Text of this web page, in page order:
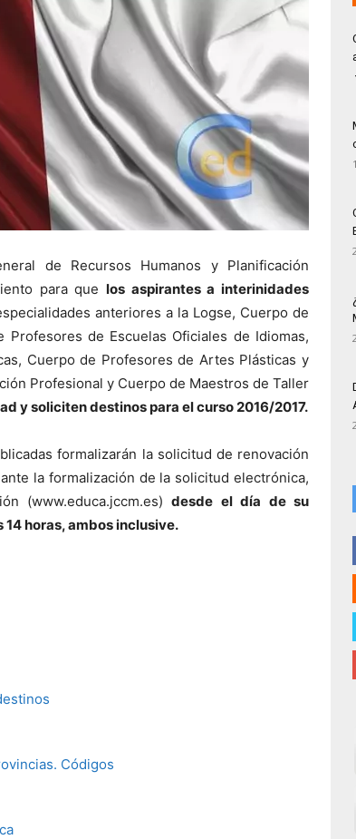
de Recursos Humanos y Planificación
para que los aspirantes a interinidades
anteriores a la Logse, Cuerpo de
Profesores de Escuelas Oficiales de Idiomas,
Cuerpo de Profesores de Artes Plásticas y
Profesional y Cuerpo de Maestros de Taller
y soliciten destinos para el curso 2016/2017.
formalizarán la solicitud de renovación
la formalización de la solicitud electrónica,
(www.educa.jccm.es)desde el día de su
horas, ambos inclusive.
Códigos